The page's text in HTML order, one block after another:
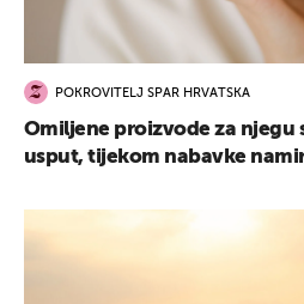
POKROVITELJ SPAR HRVATSKA
Omiljene proizvode za njegu
usput, tijekom nabavke